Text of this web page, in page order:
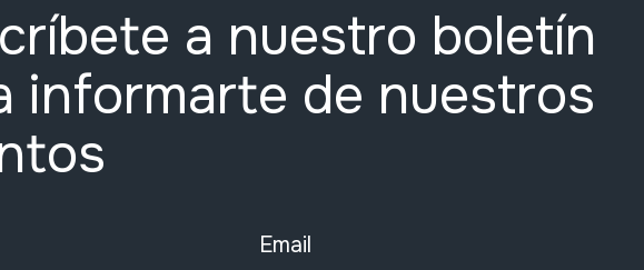
a nuestro boletín
informarte de nuestros
Email